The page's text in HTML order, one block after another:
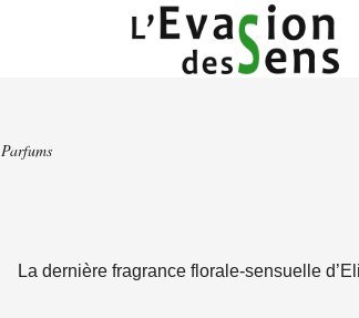
Parfums
La dernière fragrance florale-sensuelle